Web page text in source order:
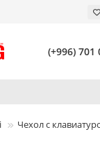
(+996) 701
Чехол с